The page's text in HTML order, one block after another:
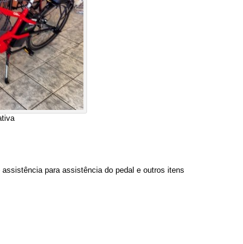
para assistência do pedal e outros itens